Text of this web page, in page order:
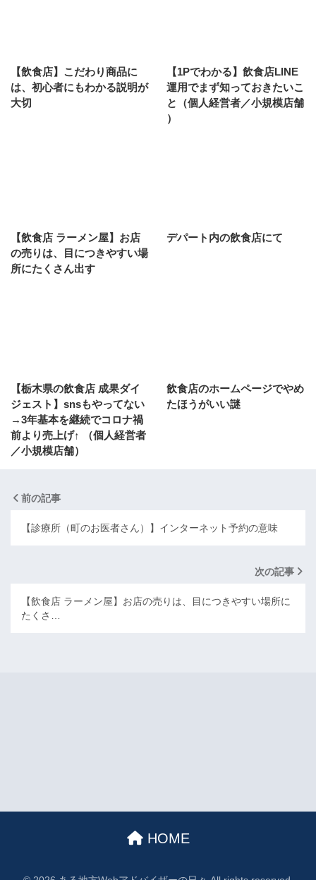
【飲食店】こだわり商品に
は、初心者にもわかる説明が
大切
【1Pでわかる】飲食店LINE
運用でまず知っておきたいこ
と（個人経営者／小規模店舗
）
【飲食店 ラーメン屋】お店
の売りは、目につきやすい場
所にたくさん出す
デパート内の飲食店にて
【栃木県の飲食店 成果ダイ
ジェスト】snsもやってない
→3年基本を継続でコロナ禍
前より売上げ↑ （個人経営者
／小規模店舗）
飲食店のホームページでやめ
たほうがいい謎
前の記事
【診療所（町のお医者さん）】インターネット予約の意味
次の記事
【飲食店 ラーメン屋】お店の売りは、目につきやすい場所に
たくさ…
HOME